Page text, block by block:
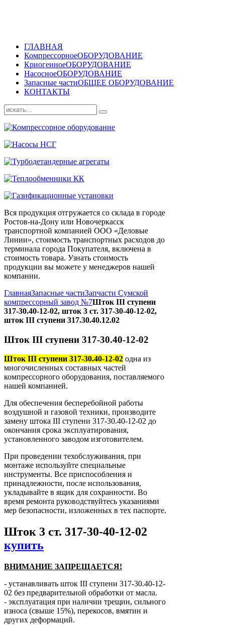
ГЛАВНАЯ
КомпрессорноеОБОРУДОВАНИЕ
КриогенноеОБОРУДОВАНИЕ
НасосноеОБОРУДОВАНИЕ
Запасные частиОБЩЕЕ ОБОРУДОВАНИЕ
КОНТАКТЫ
Вся продукция отгружается со склада в городе
Ростов-на-Дону или Новочеркасск
транспортной компанией ООО «Деловые
Линии», стоимость транспортных расходов до
терминала города Покупателя, включена в
стоимость товара. Узнать стоимость
продукции вы можете у менеджеров нашей
компании.
ГлавнаяЗапасные частиЗапчасти Сумской
компрессорный завод №7Шток III ступени
317-30.40-12-02, шток 3 ст. 317-30-40-12-02,
шток III ступени 317.30.40.12.02
Шток III ступени 317-30.40-12-02
Шток III ступени 317-30.40-12-02 одна из
многочисленных составных частей
компрессорного оборудования, поставляемого
нашей компанией.
Для обеспечения бесперебойной работы
воздушной и газовой техники, производите
замену штока ІІІ ступени 317-30.40-12-02 до
окончания срока эксплуатирования,
установленного заводом изготовителем.
При проведении техобслуживания, при
монтаже используйте специальные
инструменты. Все приспособления и
принадлежности, после использования,
укладывайте в ящик для сохранности. Во
время ремонта руководствуйтесь указаниями
мер безопасности, изложенных в тех паспорте.
Шток 3 ст. 317-30-40-12-02
купить
ВНИМАНИЕ ЗАПРЕЩАЕТСЯ!
- устанавливать шток ІІІ ступени 317-30.40-12-
02 без предварительной обработки от масла.
- эксплуатация при наличии трещин, сильного
износа (свыше 15%), перекосов, вмятин и
других деформаций.